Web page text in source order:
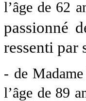
l’âge de 62
passionné
ressenti par
- de Madame
l’âge de 89